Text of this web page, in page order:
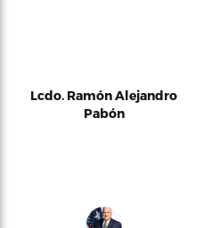
Lcdo. Ramón Alejandro
Pabón